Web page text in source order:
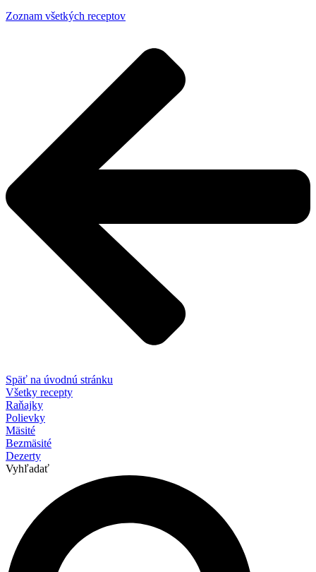
Zoznam všetkých receptov
Späť na úvodnú stránku
Všetky recepty
Raňajky
Polievky
Mäsité
Bezmäsité
Dezerty
Vyhľadať